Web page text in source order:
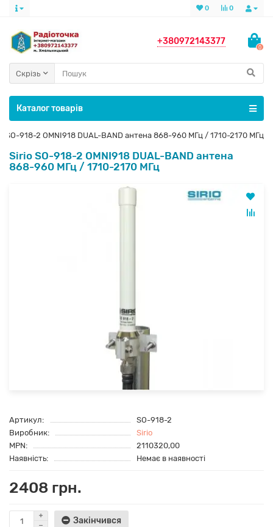
0
0
+380972143377
0
Скрізь
Каталог товарів
SO-918-2 OMNI918 DUAL-BAND антена 868-960 МГц / 1710-2170 МГц
Sirio SO-918-2 OMNI918 DUAL-BAND антена
868-960 МГц / 1710-2170 МГц
Артикул:
SO-918-2
Виробник:
Sirio
MPN:
2110320,00
Наявність:
Немає в наявності
2408 грн.
Закінчився